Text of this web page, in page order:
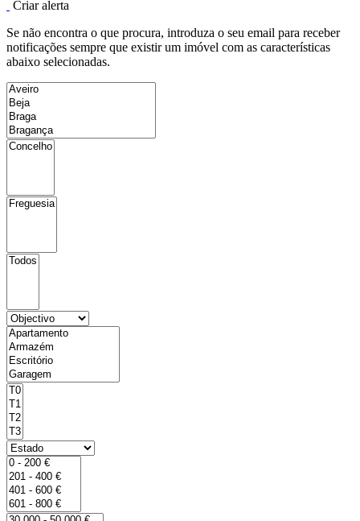
Criar alerta
Se não encontra o que procura, introduza o seu email para receber
notificações sempre que existir um imóvel com as características
abaixo selecionadas.